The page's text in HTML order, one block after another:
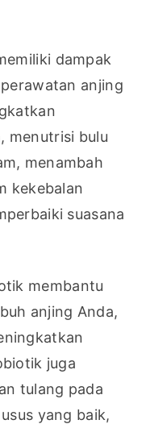
dampak
anjing
menutrisi bulu
menambah
kekebalan
suasana
membantu
anjing Anda,
juga
tulang pada
yang baik,